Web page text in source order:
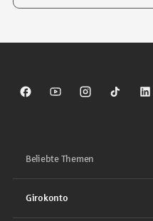
Sparkasse auf Facebook
Sparkasse auf Youtube
Sparkasse auf
Beliebte Themen
Girokonto